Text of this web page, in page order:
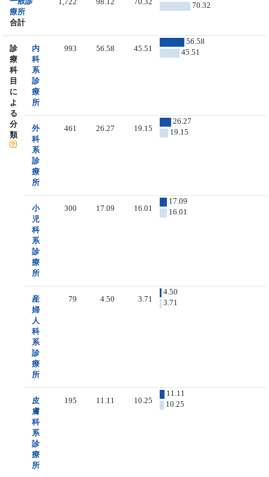
療所
合計
70.32
診
療
科
目
に
よ
る
分
類
内
科
系
診
療
所
993 56.58 45.51
56.58
45.51
外
科
系
診
療
所
461 26.27 19.15
26.27
19.15
小
児
科
系
診
療
所
300 17.09 16.01
17.09
16.01
産
婦
人
科
系
診
療
所
79 4.50 3.71
4.50
3.71
皮
膚
科
系
診
療
所
195 11.11 10.25
11.11
10.25